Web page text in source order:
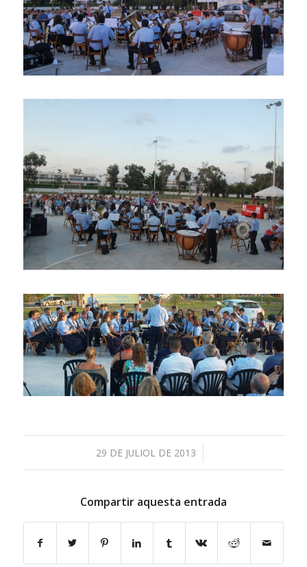
29 DE JULIOL DE 2013
/
Compartir aquesta entrada